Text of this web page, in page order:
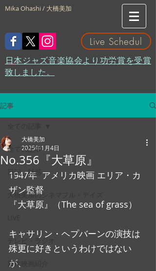
Mika Ohashi / 大橋美加
Live Schedul
​日本ジャズ音楽協会より功労賞を受賞
致しました。
記事
全ての記事
日記・雑感
大橋美加のシネマフル・デイズ
テレビ・ラジオ
新作映画紹介
No.356『大草原』
大橋美加
2025年1月4日
1947年  アメリカ映画 エリア・カ
ザン監督
『大草原』（The sea of grass）
キャサリン・ヘプバーンの演技は
殊更に好きというわけではない
が、